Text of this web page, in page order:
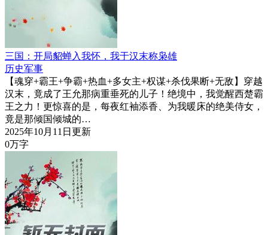
三国：开局貂蝉入我怀，我于汉末称枭雄
历史军事
【魂穿+霸王+争霸+热血+多女主+权谋+杀伐果断+无敌】穿越
汉末，竟成了王允那病重垂死的儿子！绝境中，我觉醒西楚霸
王之力！更惊喜的是，每夜红袖添香、为我暖床的绝美侍女，
竟是那倾国倾城的…
2025年10月11日更新
0万字